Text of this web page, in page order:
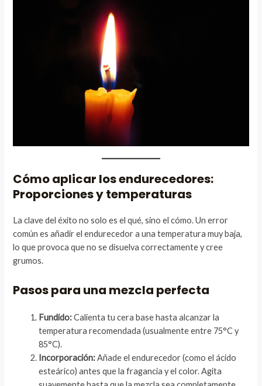
Cómo aplicar los endurecedores:
Proporciones y temperaturas
La clave del éxito no solo es el qué, sino el cómo. Un error
común es añadir el endurecedor a una temperatura muy baja,
lo que provoca que no se disuelva correctamente y cree
grumos.
Pasos para una mezcla perfecta
Fundido:Calienta tu cera base hasta alcanzar la
temperatura recomendada (usualmente entre 75°C y
85°C).
Incorporación:Añade el endurecedor (como el ácido
esteárico) antes que la fragancia y el color. Agita